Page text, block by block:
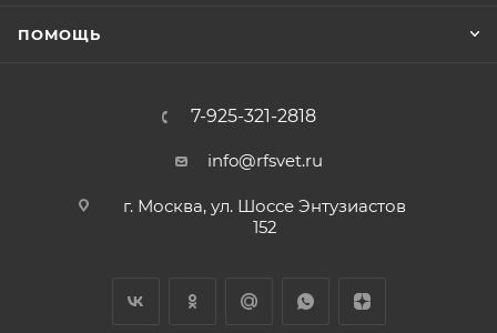
ПОМОЩЬ
7-925-321-2818
info@rfsvet.ru
г. Москва, ул. Шоссе Энтузиастов
152